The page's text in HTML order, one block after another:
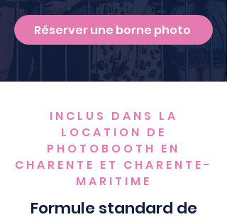
Réserver une borne photo
INCLUS DANS LA
LOCATION DE
PHOTOBOOTH EN
CHARENTE ET CHARENTE-
MARITIME
Formule standard de